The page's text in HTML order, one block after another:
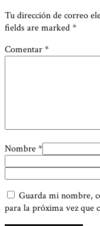
Tu dirección de correo
fields are marked*
Comentar *
Nombre *
Guarda mi nombre,
para la próxima vez que